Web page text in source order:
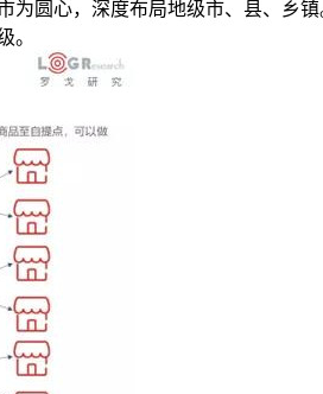
圆心，深度布局地级市、县、乡
。